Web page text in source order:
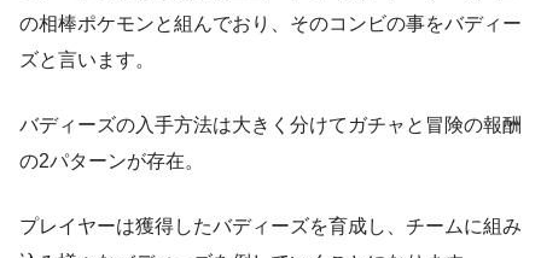
の相棒ポケモンと組んでおり、そのコンビの事をバディー
ズと言います。
バディーズの入手方法は大きく分けてガチャと冒険の報酬
の2パターンが存在。
プレイヤーは獲得したバディーズを育成し、チームに組み